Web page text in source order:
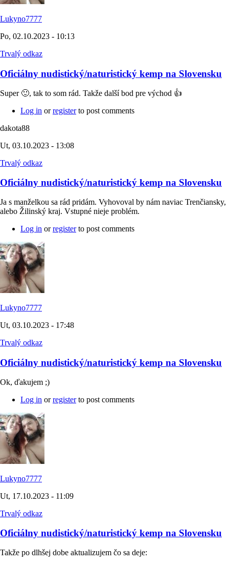
Lukyno7777
Po, 02.10.2023 - 10:13
Trvalý odkaz
Oficiálny nudistický/naturistický kemp na Slovensku
Super 🙂, tak to som rád. Takže další bod pre východ 👍
Log in orregisterto post comments
dakota88
Ut, 03.10.2023 - 13:08
Trvalý odkaz
Oficiálny nudistický/naturistický kemp na Slovensku
Ja s manželkou sa rád pridám. Vyhovoval by nám naviac Trenčiansky,
alebo Žilinský kraj. Vstupné nieje problém.
Log in orregisterto post comments
Lukyno7777
Ut, 03.10.2023 - 17:48
Trvalý odkaz
Oficiálny nudistický/naturistický kemp na Slovensku
Ok, ďakujem ;)
Log in orregisterto post comments
Lukyno7777
Ut, 17.10.2023 - 11:09
Trvalý odkaz
Oficiálny nudistický/naturistický kemp na Slovensku
Takže po dlhšej dobe aktualizujem čo sa deje: